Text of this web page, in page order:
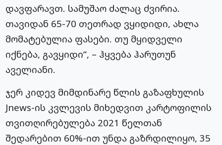
დავფარავთ. სამუშაო ძალაც ძვირია.
თავიდან 65-70 თეთრად ვყიდიდი, ახლა
მომატებულია ფასები. თუ მყიდველი
იქნება, გავყიდი“, – ჰყვება ჰარუთუნ
აველიანი.
ჯერ კიდევ მიმდინარე წლის გაზაფხულის
Jnews-ის კვლევის მიხედვით კარტოფილის
თვითღირებულება 2021 წელთან
შედარებით 60%-ით უნდა გაზრდილიყო, 35